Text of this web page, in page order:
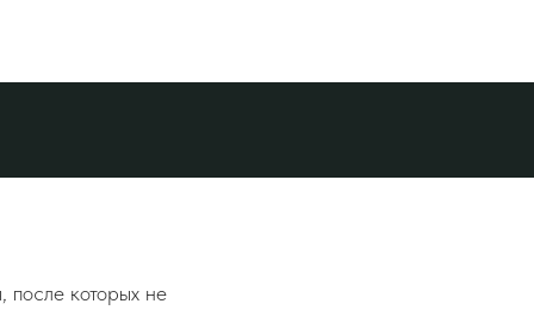
которых не